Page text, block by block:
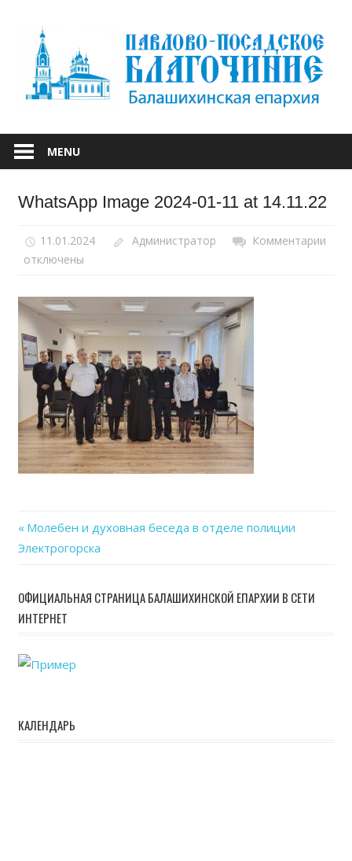
content
ПАВЛОВО-
ПОСАДСКОЕ
MENU
WhatsApp Image 2024-01-11 at 14.11.22
11.01.2024 Администратор Комментарии
отключены
Навигация
записям
Previous
Post:
Молебен и духовная беседа в отделе полиции
Электрогорска
ОФИЦИАЛЬНАЯ СТРАНИЦА БАЛАШИХИНСКОЙ ЕПАРХИИ В СЕТИ
ИНТЕРНЕТ
КАЛЕНДАРЬ